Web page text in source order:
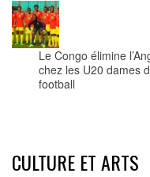
Le Congo élimine
chez les U20 dames
football
CULTURE ET ARTS